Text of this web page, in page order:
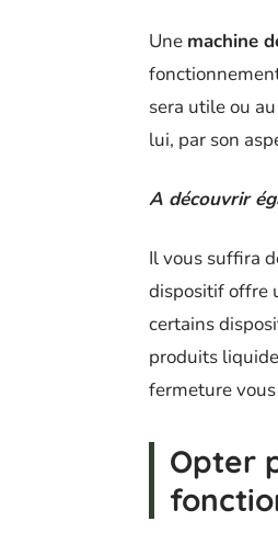
Une machine
sera utile ou
lui, par son
A découvrir
Il vous suffira
dispositif offre
certains
produits
fermeture
Opter